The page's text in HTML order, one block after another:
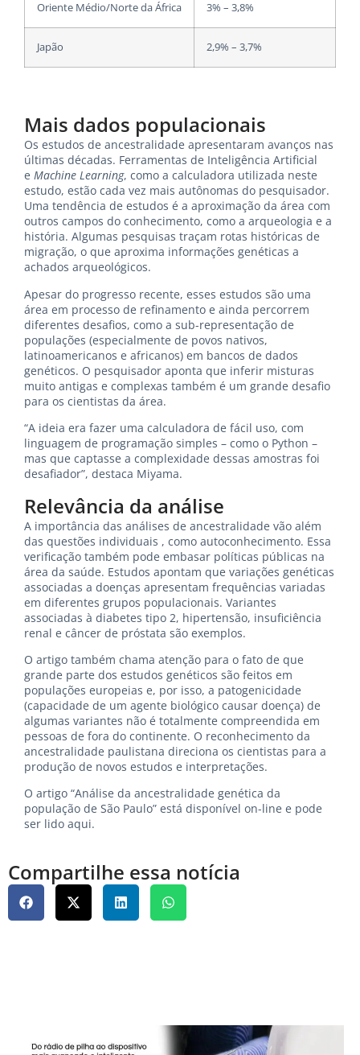
Oriente Médio/Norte da África 3% – 3,8%
Japão 2,9% – 3,7%
Mais dados populacionais
Os estudos de ancestralidade apresentaram avanços nas
últimas décadas. Ferramentas de Inteligência Artificial
e Machine Learning, como a calculadora utilizada neste
estudo, estão cada vez mais autônomas do pesquisador.
Uma tendência de estudos é a aproximação da área com
outros campos do conhecimento, como a arqueologia e a
história. Algumas pesquisas traçam rotas históricas de
migração, o que aproxima informações genéticas a
achados arqueológicos.
Apesar do progresso recente, esses estudos são uma
área em processo de refinamento e ainda percorrem
diferentes desafios, como a sub-representação de
populações (especialmente de povos nativos,
latinoamericanos e africanos) em bancos de dados
genéticos. O pesquisador aponta que inferir misturas
muito antigas e complexas também é um grande desafio
para os cientistas da área.
“A ideia era fazer uma calculadora de fácil uso, com
linguagem de programação simples – como o Python –
mas que captasse a complexidade dessas amostras foi
desafiador”, destaca Miyama.
Relevância da análise
A importância das análises de ancestralidade vão além
das questões individuais , como autoconhecimento. Essa
verificação também pode embasar políticas públicas na
área da saúde. Estudos apontam que variações genéticas
associadas a doenças apresentam frequências variadas
em diferentes grupos populacionais. Variantes
associadas à diabetes tipo 2, hipertensão, insuficiência
renal e câncer de próstata são exemplos.
O artigo também chama atenção para o fato de que
grande parte dos estudos genéticos são feitos em
populações europeias e, por isso, a patogenicidade
(capacidade de um agente biológico causar doença) de
algumas variantes não é totalmente compreendida em
pessoas de fora do continente. O reconhecimento da
ancestralidade paulistana direciona os cientistas para a
produção de novos estudos e interpretações.
O artigo “Análise da ancestralidade genética da
população de São Paulo” está disponível on-line e pode
ser lido aqui.
Compartilhe essa notícia